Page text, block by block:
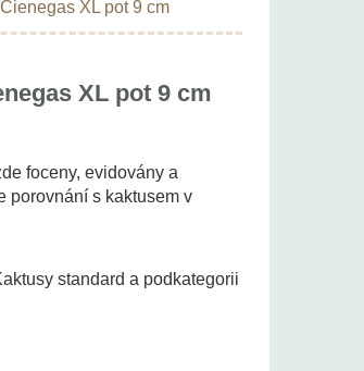
XL pot 9 cm
XL pot 9 cm
foceny, evidovány a
porovnání s kaktusem v
standard a podkategorii